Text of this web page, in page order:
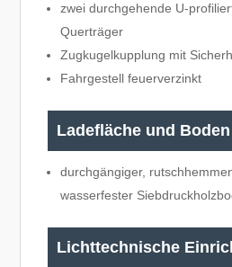
zwei durchgehende U-
Querträger
Zugkugelkupplung mit
Fahrgestell feuerverzinkt
Ladefläche und Boden
durchgängiger,
wasserfester
Lichttechnische